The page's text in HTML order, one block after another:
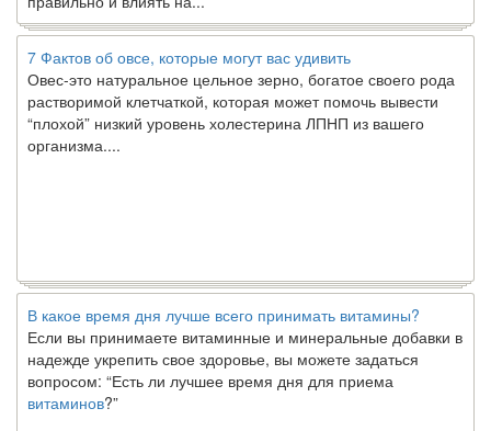
Овес-это натуральное цельное зерно, богатое своего рода
растворимой клетчаткой, которая может помочь вывести
“плохой” низкий уровень холестерина ЛПНП из вашего
организма....
Если вы принимаете витаминные и минеральные добавки в
надежде укрепить свое здоровье, вы можете задаться
вопросом: “Есть ли лучшее время дня для приема
витаминов ?”